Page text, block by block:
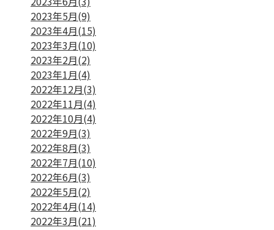
2023年5月(9)
2023年4月(15)
2023年3月(10)
2023年2月(2)
2023年1月(4)
2022年12月(3)
2022年11月(4)
2022年10月(4)
2022年9月(3)
2022年8月(3)
2022年7月(10)
2022年6月(3)
2022年5月(2)
2022年4月(14)
2022年3月(21)